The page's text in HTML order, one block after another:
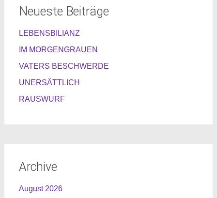
Neueste Beiträge
LEBENSBILIANZ
IM MORGENGRAUEN
VATERS BESCHWERDE
UNERSÄTTLICH
RAUSWURF
Archive
August 2026